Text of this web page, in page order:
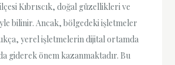
Kıbrıscık, doğal güzellikleri ve
bilinir. Ancak, bölgedeki işletmeler
yerel işletmelerin dijital ortamda
giderek önem kazanmaktadır. Bu